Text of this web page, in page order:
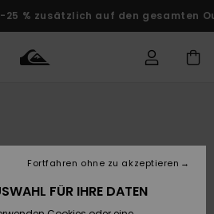
-25 % zusätzlich auf den gesamten
Accessoires
Accessoires
Brandneu
Snow Shop
FÜR IHRE DATEN
Fortfahren ohne zu akzeptieren